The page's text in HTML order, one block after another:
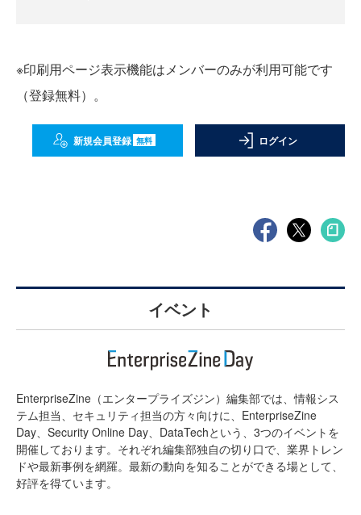
※印刷用ページ表示機能はメンバーのみが利用可能です
（登録無料）。
新規会員登録 無料 ログイン
イベント
EnterpriseZine（エンタープライズジン）編集部では、情報シス
テム担当、セキュリティ担当の方々向けに、EnterpriseZine
Day、Security Online Day、DataTechという、3つのイベントを
開催しております。それぞれ編集部独自の切り口で、業界トレン
ドや最新事例を網羅。最新の動向を知ることができる場として、
好評を得ています。